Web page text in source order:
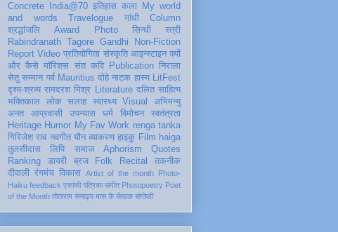
Concrete
India@70 इतिहास कला
My world
and words
Travelogue गांधी
Column
श्रद्धांजलि
Award Photo सिन्धी
स्त्री
Rabindranath Tagore Gandhi
Non-Fiction
Report Video प्रतियोगिता संस्कृति आइन्स्टाइन क्यों
और कैसे मॉरिशस संत कवि Publication निराला
सेतु सम्मान पर्व Mauritius दोहे नाटक हास्य LitFest
दृश्य-श्रव्य रामदरश मिश्र Literature दलित साहित्य
भक्तिकाल
लोक सलाह स्वास्थ्य Visual
अभिमन्यु
अनत
आप्रवासी उपन्यास धर्म विमोचन
स्वतंत्रता
Heritage Humor My Fav Work renga tanka
गिरिजेश राव नवगीत यौन व्याकरण हाइकु Film haiga
तुलसीदास
लिपि समाज Aphorism
Quotes
Ranking
डायरी ब्रज Folk Recital
तकनीक
दीवाली रंगमंच विकास Artist of the month Photo-
Haiku feedback एकांकी पत्रिका संगीत Photopoetry Poet
of the Month तोताराम सनाढ्य मास के लेखक संगोष्ठी